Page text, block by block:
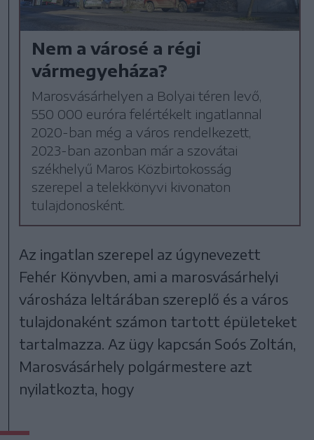
Nem a városé a régi
vármegyeháza?
Marosvásárhelyen a Bolyai téren levő,
550 000 euróra felértékelt ingatlannal
2020-ban még a város rendelkezett,
2023-ban azonban már a szovátai
székhelyű Maros Közbirtokosság
szerepel a telekkönyvi kivonaton
tulajdonosként.
Az ingatlan szerepel az úgynevezett
Fehér Könyvben, ami a marosvásárhelyi
városháza leltárában szereplő és a város
tulajdonaként számon tartott épületeket
tartalmazza. Az ügy kapcsán Soós Zoltán,
Marosvásárhely polgármestere azt
nyilatkozta, hogy